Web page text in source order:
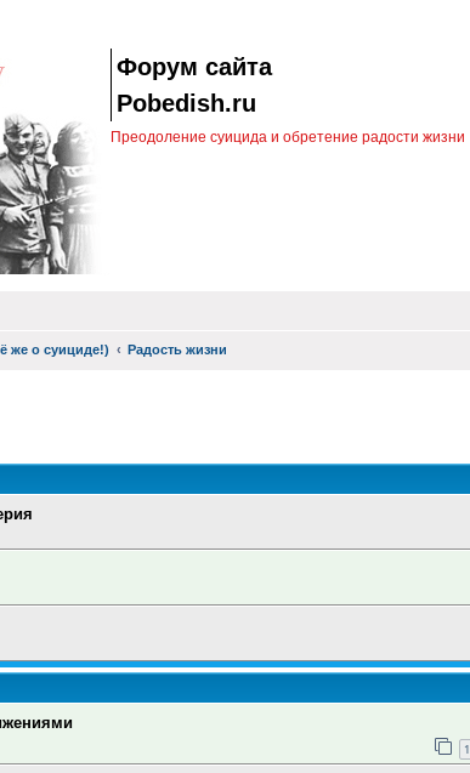
Форум сайта
Pobedish.ru
Преодоление суицида и обретение радости жизни
же о суициде!) Радость жизни
1